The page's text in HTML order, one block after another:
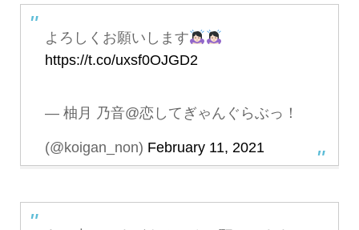
よろしくお願いします
https://t.co/uxsf0OJGD2
— 柚月 乃音@恋してぎゃんぐらぶっ！
(@koigan_non) February 11, 2021